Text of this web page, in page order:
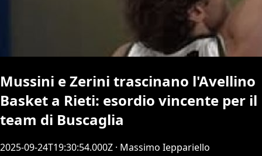
Mussini e Zerini trascinano l'Avellino
Basket a Rieti: esordio vincente per il
team di Buscaglia
2025-09-24T19:30:54.000Z · Massimo Ieppariello